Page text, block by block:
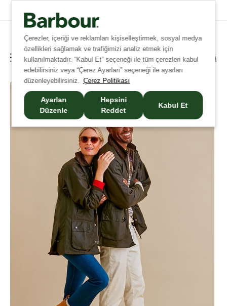
Çerezler, içeriği ve reklamları kişiselleştirmek, sosyal medya
özellikleri sağlamak ve trafiğimizi analiz etmek için
kullanılmaktadır. “Kabul Et” seçeneği ile tüm çerezleri kabul
edebilirsiniz veya “Çerez Ayarları” seçeneği ile ayarları
düzenleyebilirsiniz. Çerez Politikası
Ayarları
Düzenle
Hepsini
Reddet
Kabul Et